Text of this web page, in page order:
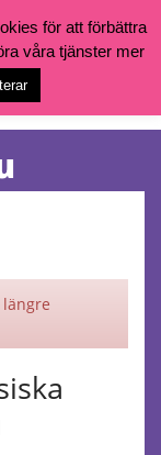
eller nå övriga
för att förbättra
våra tjänster mer